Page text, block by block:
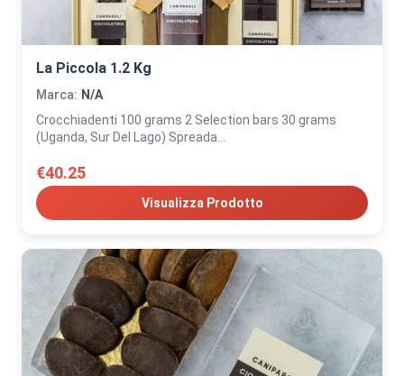
La Piccola 1.2 Kg
Marca: N/A
Crocchiadenti 100 grams 2 Selection bars 30 grams
(Uganda, Sur Del Lago) Spreada...
€40.25
Visualizza Prodotto